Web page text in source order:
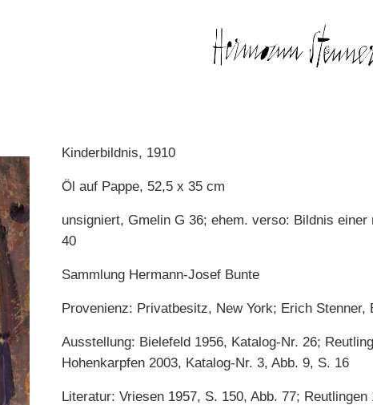
Kinderbildnis, 1910
Öl auf Pappe, 52,5 x 35 cm
unsigniert, Gmelin G 36; ehem. verso: Bildnis einer
40
Sammlung Hermann-Josef Bunte
Provenienz: Privatbesitz, New York; Erich Stenner,
Ausstellung: Bielefeld 1956, Katalog-Nr. 26;
Hohenkarpfen 2003, Katalog-Nr. 3, Abb. 9, S. 16
Literatur: Vriesen 1957, S. 150, Abb. 77; Reutlingen